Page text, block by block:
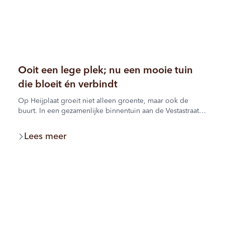
Ooit een lege plek; nu een mooie tuin
die bloeit én verbindt
Op Heijplaat groeit niet alleen groente, maar ook de
buurt. In een gezamenlijke binnentuin aan de Vestastraat
Lees meer